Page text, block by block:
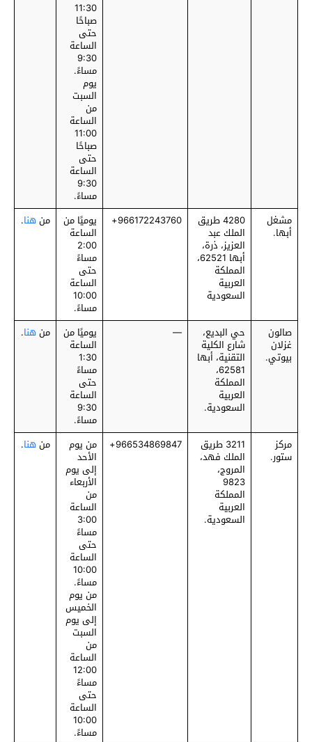
11:30
صباحًا
حتى
الساعة
9:30
مساءً.
يوم
السبت
من
الساعة
11:00
صباحًا
حتى
الساعة
9:30
مساءً.
مشغل
أبها.
4280 طريق
الملك عبد
العزيز، ذرة،
أبها 62521،
المملكة
العربية
السعودية
‎966172243760+ يوميًا من
الساعة
2:00
مساءً
حتى
الساعة
10:00
مساءً.
من هنا.
صالون
غزلان
بيوتي.
حي البديع،
شارع الكلية
التقنية، أبها
62581،
المملكة
العربية
السعودية.
— يوميًا من
الساعة
1:30
مساءً
حتى
الساعة
9:30
مساءً.
من هنا.
مركز
ستور.
3211 طريق
الملك فهد،
المروج،
9823
المملكة
العربية
السعودية.
‎966534869847+ من يوم
الأحد
إلى يوم
الأربعاء
من
الساعة
3:00
مساءً
حتى
الساعة
10:00
مساءً.
من يوم
الخميس
إلى يوم
السبت
من
الساعة
12:00
مساءً
حتى
الساعة
10:00
مساءً.
من هنا.